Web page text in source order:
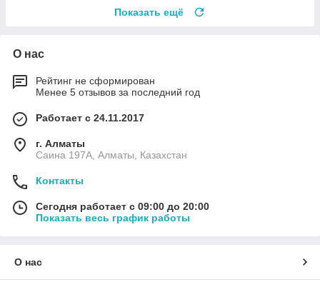
Показать ещё
О нас
Рейтинг не сформирован
Менее 5 отзывов за последний год
Работает с 24.11.2017
г. Алматы
Саина 197А, Алматы, Казахстан
Контакты
Сегодня работает с 09:00 до 20:00
Показать весь график работы
О нас